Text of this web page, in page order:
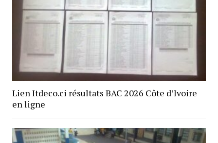
Lien Itdeco.ci résultats BAC 2026 Côte d’Ivoire
en ligne